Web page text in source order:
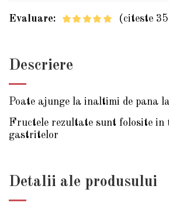
Evaluare: (citeste
Descriere
Poate ajunge la inaltimi de pana
Fructele rezultate sunt folosite
gastritelor
Detalii ale produsului